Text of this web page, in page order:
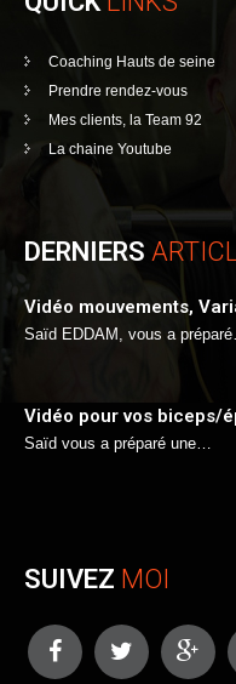
Coaching Hauts de seine
Prendre rendez-vous
Mes clients, la Team 92
La chaine Youtube
DERNIERS
Vidéo mouvements,
Saïd EDDAM, vous a
Vidéo pour vos biceps/
Saïd vous a préparé une…
SUIVEZ MOI